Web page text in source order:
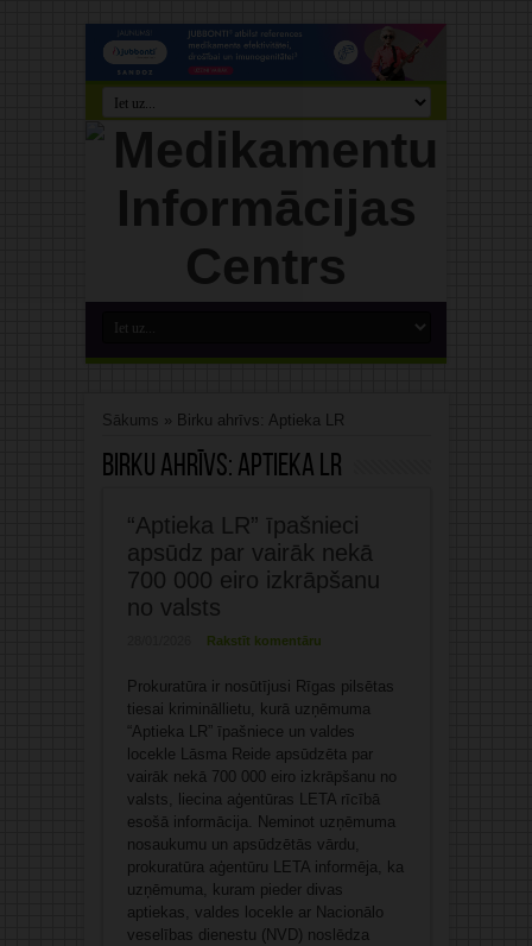
Sākums » Birku ahrīvs: Aptieka LR
Birku ahrīvs: Aptieka LR
“Aptieka LR” īpašnieci
apsūdz par vairāk nekā
700 000 eiro izkrāpšanu
no valsts
Rakstīt komentāru
Prokuratūra ir nosūtījusi Rīgas pilsētas
tiesai krimināllietu, kurā uzņēmuma
“Aptieka LR” īpašniece un valdes
locekle Lāsma Reide apsūdzēta par
vairāk nekā 700 000 eiro izkrāpšanu no
valsts, liecina aģentūras LETA rīcībā
esošā informācija. Neminot uzņēmuma
nosaukumu un apsūdzētās vārdu,
prokuratūra aģentūru LETA informēja, ka
uzņēmuma, kuram pieder divas
aptiekas, valdes locekle ar Nacionālo
veselības dienestu (NVD) noslēdza